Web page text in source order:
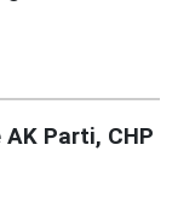
AK Parti, CHP